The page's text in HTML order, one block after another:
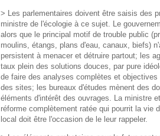
> Les parlementaires doivent être saisis des
ministre de l'écologie à ce sujet. Le
alors que le principal motif de trouble public
moulins, étangs, plans d'eau, canaux, biefs)
persistent à menacer et détruire partout; les
taux plein des solutions douces, par pure
de faire des analyses complètes et
des sites; les bureaux d'études mènent des
éléments d'intérêt des ouvrages. La ministre
réforme complètement ratée qui pourrit la vie
local doit être l'occasion de le leur rappeler.